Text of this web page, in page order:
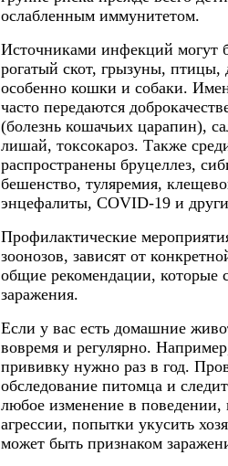
ослабленным иммунитетом.
Источниками инфекций могут
рогатый скот, грызуны,
особенно кошки и собаки.
часто передаются
(болезнь кошачьих царапин),
лишай, токсокароз. Также
распространены бруцеллез,
бешенство, туляремия,
энцефалиты, COVID-19 и
Профилактические
зоонозов, зависят от
общие рекомендации, которые
заражения.
Если у вас есть домашние
вовремя и регулярно.
прививку нужно раз в год.
обследование питомца и
любое изменение в поведении,
агрессии, попытки укусить
может быть признаком